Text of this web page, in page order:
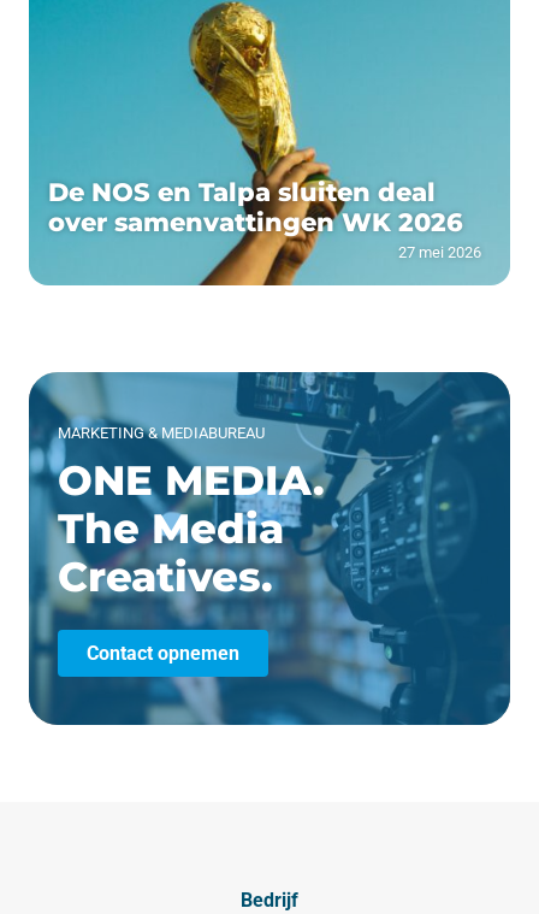
De NOS en Talpa sluiten deal
over samenvattingen WK 2026
27 mei 2026
MARKETING & MEDIABUREAU
ONE MEDIA.
The Media
Creatives.
Contact opnemen
Bedrijf